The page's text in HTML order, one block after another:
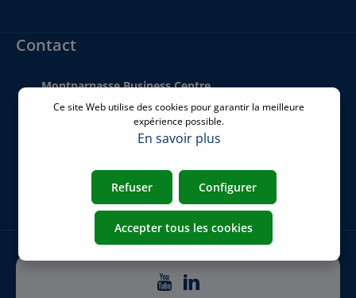
Contact
Montparnasse Business Centre
140 bis Rue de Rennes
Téléphone:+33 01 77 62 46 24
commercial@airicom.fr
Ce site Web utilise des cookies pour garantir la meilleure
expérience possible.
En savoir plus
Refuser Configurer
Accepter tous les cookies